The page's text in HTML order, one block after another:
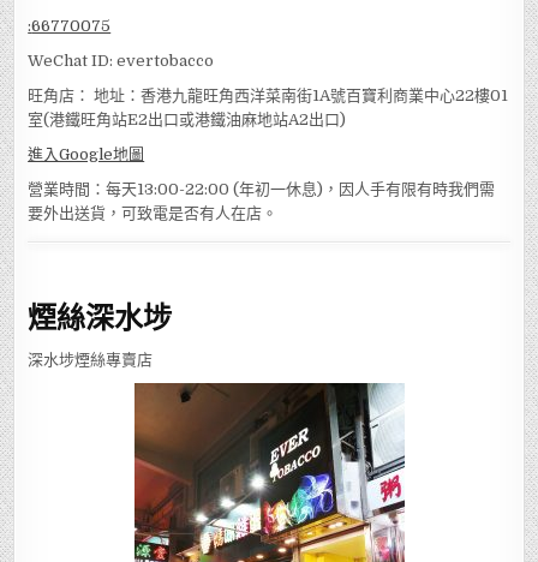
:66770075
WeChat ID: evertobacco
旺角店： 地址：香港九龍旺角西洋菜南街1A號百寶利商業中心22樓01
室(港鐵旺角站E2出口或港鐵油麻地站A2出口)
進入Google地圖
營業時間：每天13:00-22:00 (年初一休息)，因人手有限有時我們需
要外出送貨，可致電是否有人在店。
煙絲深水埗
深水埗煙絲專賣店